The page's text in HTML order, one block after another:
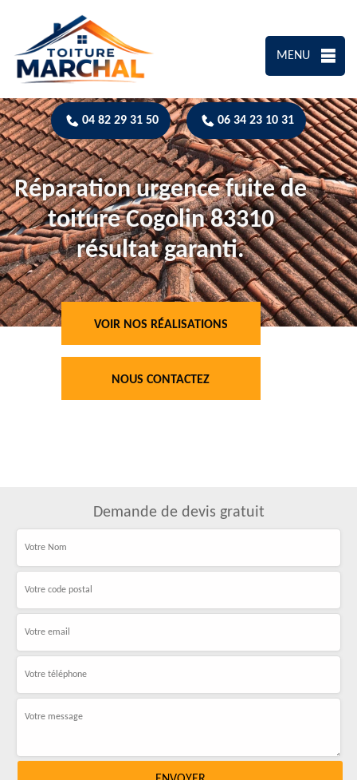
MENU
04 82 29 31 50 06 34 23 10 31
Réparation urgence fuite de
toiture Cogolin 83310
résultat garanti.
VOIR NOS RÉALISATIONS
NOUS CONTACTEZ
Demande de devis gratuit